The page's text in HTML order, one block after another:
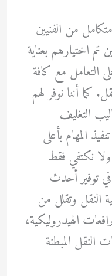
من الفنيين
تم اختيارهم بعناية
التعامل مع كافة
كما أننا نوفر لهم
التغليف
المهام بأعلى
نكتفي فقط
في توفير أحدث
النقل وتقلل من
الهيدروليكية،
النقل المبطنة